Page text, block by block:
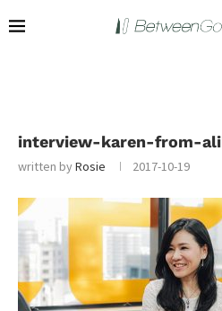
interview-karen-from-
written byRosie 2017-10-19